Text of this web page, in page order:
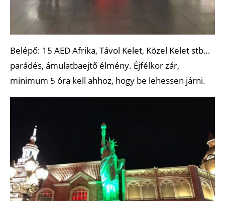
Belépő: 15 AED Afrika, Távol Kelet, Közel Kelet stb…
parádés, ámulatbaejtő élmény. Éjfélkor zár,
minimum 5 óra kell ahhoz, hogy be lehessen járni.